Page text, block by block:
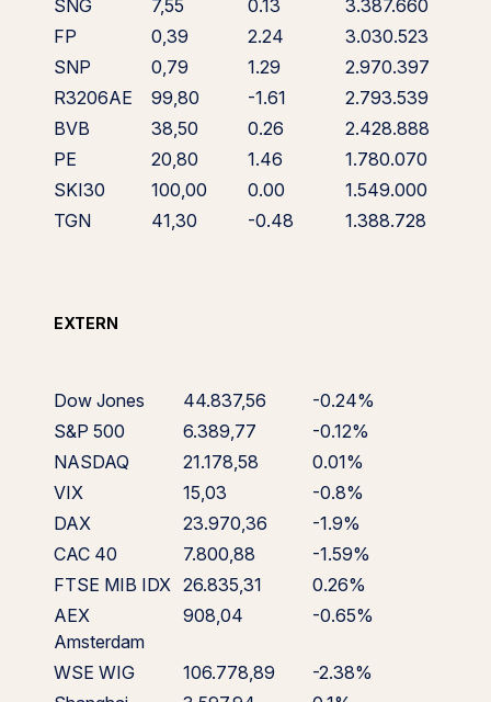
SNG
7,55 0.13
3.387.660
FP
0,39 2.24
3.030.523
SNP
0,79 1.29
2.970.397
R3206AE
99,80 -1.61
2.793.539
BVB
38,50 0.26
2.428.888
PE
20,80 1.46
1.780.070
SKI30
100,00 0.00
1.549.000
TGN
41,30 -0.48 1.388.728
EXTERN
Dow Jones 44.837,56
-0.24%
S&P 500
6.389,77
-0.12%
NASDAQ
21.178,58
0.01%
VIX
15,03
-0.8%
DAX
23.970,36
-1.9%
CAC 40
7.800,88
-1.59%
FTSE MIB IDX 26.835,31
0.26%
AEX
Amsterdam
908,04 -0.65%
WSE WIG 106.778,89
-2.38%